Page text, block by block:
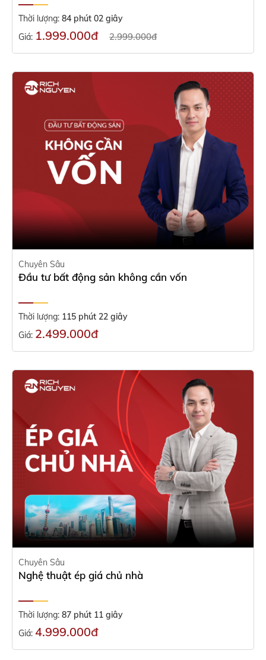
Thời lượng: 84 phút 02 giây
Giá: 1.999.000đ 2.999.000đ
Chuyên Sâu
Đầu tư bất động sản không cần vốn
Thời lượng: 115 phút 22 giây
Giá: 2.499.000đ
Chuyên Sâu
Nghệ thuật ép giá chủ nhà
Thời lượng: 87 phút 11 giây
Giá: 4.999.000đ